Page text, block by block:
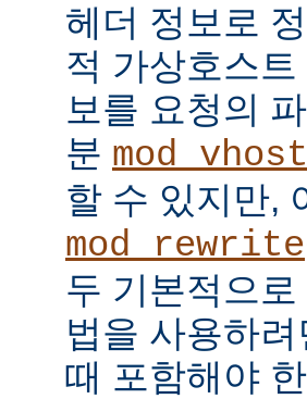
헤더 정보로
적 가상호스
보를 요청의
분
할 수 있지만,
mod_rewrite
두 기본적으
법을 사용하
때 포함해야